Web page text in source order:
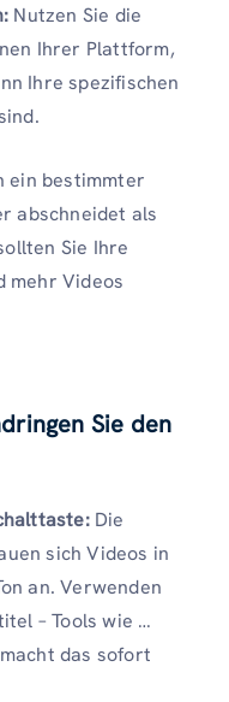
Nutzen Sie die
Ihrer Plattform,
Ihre spezifischen
ein bestimmter
abschneidet als
Sie Ihre
mehr Videos
Sie den
Die
sich Videos in
an. Verwenden
– Tools wie …
das sofort